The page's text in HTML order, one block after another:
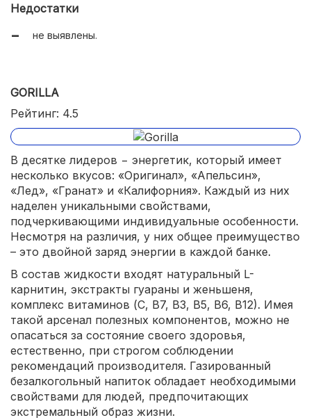
Недостатки
не выявлены.
GORILLA
Рейтинг: 4.5
В десятке лидеров − энергетик, который имеет
несколько вкусов: «Оригинал», «Апельсин»,
«Лед», «Гранат» и «Калифорния». Каждый из них
наделен уникальными свойствами,
подчеркивающими индивидуальные особенности.
Несмотря на различия, у них общее преимущество
– это двойной заряд энергии в каждой банке.
В состав жидкости входят натуральный L-
карнитин, экстракты гуараны и женьшеня,
комплекс витаминов (С, В7, В3, В5, В6, В12). Имея
такой арсенал полезных компонентов, можно не
опасаться за состояние своего здоровья,
естественно, при строгом соблюдении
рекомендаций производителя. Газированный
безалкогольный напиток обладает необходимыми
свойствами для людей, предпочитающих
экстремальный образ жизни.